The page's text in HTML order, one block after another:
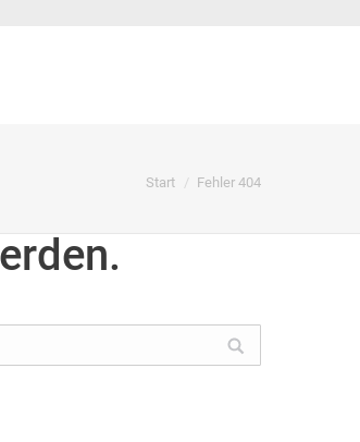
Start Fehler 404